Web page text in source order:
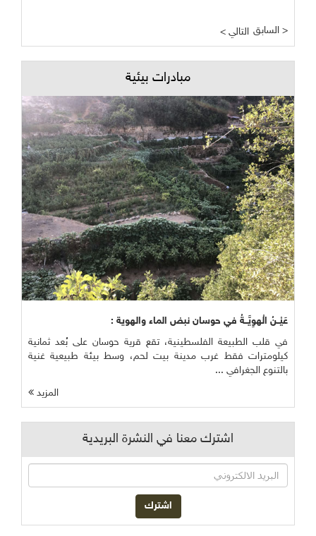
< التالي السابق >
مبادرات بيئية
عَيْــنُ الْهوِيَّــةُ في حوسان نبض الماء والهوية :
في قلب الطبيعة الفلسطينية، تقع قرية حوسان على بُعد ثمانية
كيلومترات فقط غرب مدينة بيت لحم، وسط بيئة طبيعية غنية
بالتنوع الجغرافي ...
المزيد
اشترك معنا في النشرة البريدية